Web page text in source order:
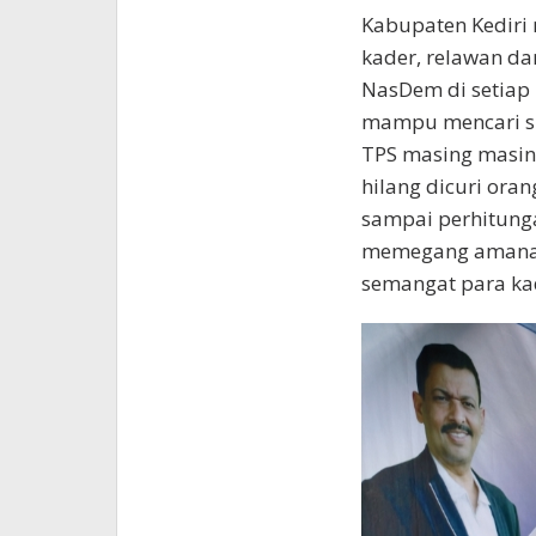
Kabupaten
kader, relawan
NasDem di setiap
mampu mencari
TPS masing
hilang dicuri
sampai
memegang
semangat para